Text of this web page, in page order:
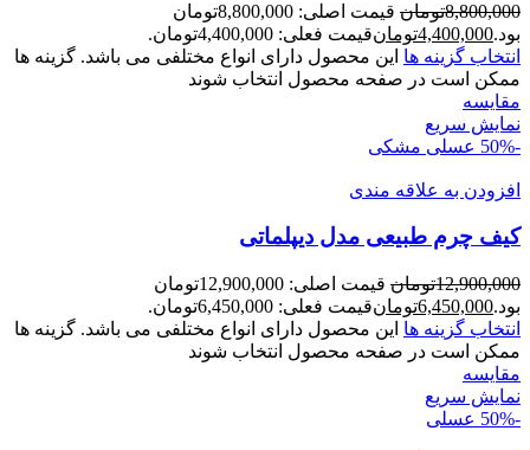
8,800,000تومان
قیمت اصلی: 8,800,000تومان
بود.4,400,000تومانقیمت فعلی: 4,400,000تومان.
انتخاب گزینه ها این محصول دارای انواع مختلفی می باشد. گزینه ها
ممکن است در صفحه محصول انتخاب شوند
مقايسه
نمایش سریع
-50%
عسلی مشکی
افزودن به علاقه مندی
کیف چرم طبیعی مدل دیپلماتی
12,900,000تومان
قیمت اصلی: 12,900,000تومان
بود.6,450,000تومانقیمت فعلی: 6,450,000تومان.
انتخاب گزینه ها این محصول دارای انواع مختلفی می باشد. گزینه ها
ممکن است در صفحه محصول انتخاب شوند
مقايسه
نمایش سریع
-50%
عسلی